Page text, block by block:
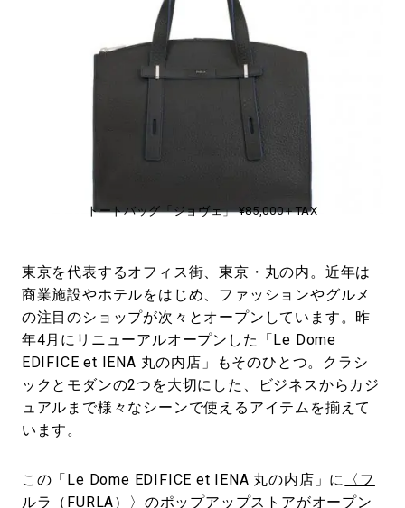
#路地裏てぃーん。 #MONTHLY JOURNAL
#GH 銘品の所以 #フイナムのYouTube
#FOCUS IT #AH.H
#MUSIC #MOVIE
#OUTDOOR
#HANDSOME HANDBOOK
トートバッグ「ジョヴェ」 ¥85,000＋TAX
東京を代表するオフィス街、東京・丸の内。近年は
商業施設やホテルをはじめ、ファッションやグルメ
の注目のショップが次々とオープンしています。昨
年4月にリニューアルオープンした「Le Dome
EDIFICE et IENA 丸の内店」もそのひとつ。クラシ
ックとモダンの2つを大切にした、ビジネスからカジ
ュアルまで様々なシーンで使えるアイテムを揃えて
います。
この「Le Dome EDIFICE et IENA 丸の内店」に
〈フ
ルラ（FURLA）〉 のポップアップストアがオープン